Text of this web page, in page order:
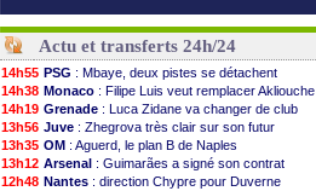
Actu et transferts 24h/24
14h55 PSG : Mbaye, deux pistes se détachent
14h38 Monaco : Filipe Luis veut remplacer Akliouche
14h19 Grenade : Luca Zidane va changer de club
13h56 Juve : Zhegrova très clair sur son futur
13h35 OM : Aguerd, le plan B de Naples
13h12 Arsenal : Guimarães a signé son contrat
12h48 Nantes : direction Chypre pour Duverne